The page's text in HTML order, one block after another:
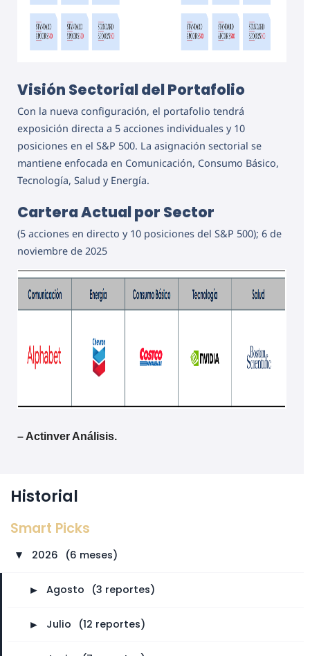
Visión Sectorial del Portafolio
Con la nueva configuración, el portafolio tendrá
exposición directa a 5 acciones individuales y 10
posiciones en el S&P 500. La asignación sectorial se
mantiene enfocada en Comunicación, Consumo Básico,
Tecnología, Salud y Energía.
Cartera Actual por Sector
(5 acciones en directo y 10 posiciones del S&P 500); 6 de
noviembre de 2025
– Actinver Análisis.
Historial
Smart Picks
► 2026 (6 meses)
► Agosto (3 reportes)
► Julio (12 reportes)